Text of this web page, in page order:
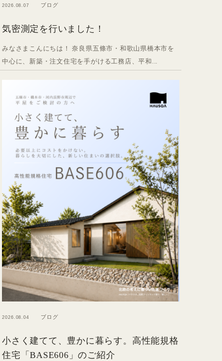
2026.08.07 ブログ
気密測定を行いました！
みなさまこんにちは！ 奈良県五條市・和歌山県橋本市を
中心に、新築・注文住宅を手がける工務店、平和...
2026.08.04 ブログ
小さく建てて、豊かに暮らす。高性能規格
住宅「BASE606」のご紹介